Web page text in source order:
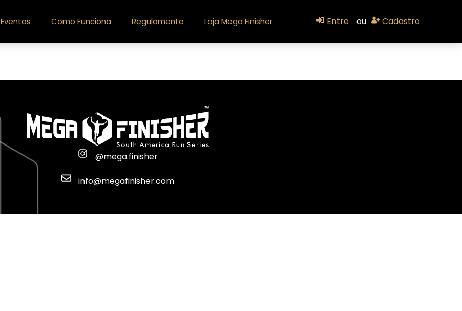
Eventos Como Funciona Regulamento Loja Mega Finisher Entre ou Cadastro
@mega.finisher
info@megafinisher.com